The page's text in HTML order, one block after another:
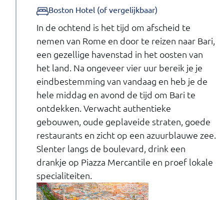
Boston Hotel (of vergelijkbaar)
In de ochtend is het tijd om afscheid te
nemen van Rome en door te reizen naar Bari,
een gezellige havenstad in het oosten van
het land. Na ongeveer vier uur bereik je je
eindbestemming van vandaag en heb je de
hele middag en avond de tijd om Bari te
ontdekken. Verwacht authentieke
gebouwen, oude geplaveide straten, goede
restaurants en zicht op een azuurblauwe zee.
Slenter langs de boulevard, drink een
drankje op Piazza Mercantile en proef lokale
specialiteiten.